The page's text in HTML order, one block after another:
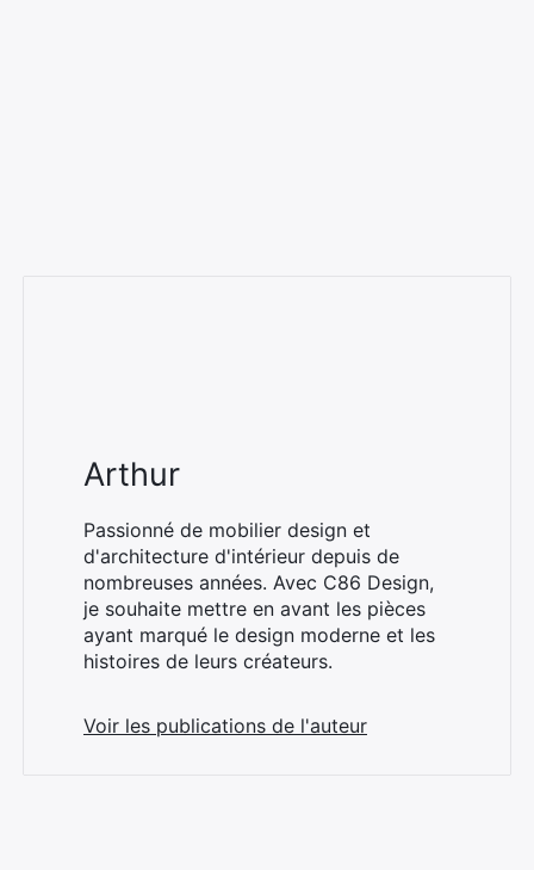
Arthur
Passionné de mobilier design et
d'architecture d'intérieur depuis de
nombreuses années. Avec C86 Design,
je souhaite mettre en avant les pièces
ayant marqué le design moderne et les
histoires de leurs créateurs.
Voir les publications de l'auteur